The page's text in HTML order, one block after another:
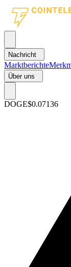
Nachricht
Marktberichte
Über uns
DOGE$0.07136